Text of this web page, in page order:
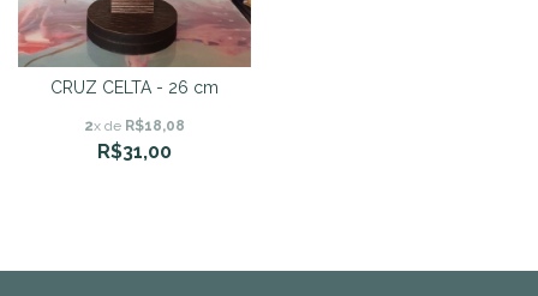
CRUZ CELTA - 26 cm
2x de R$18,08
R$31,00